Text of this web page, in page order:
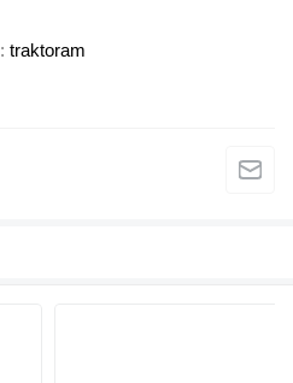
traktoram